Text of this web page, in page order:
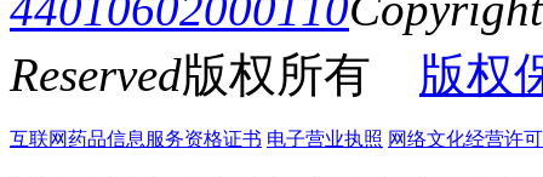
Reserved版权所有 版权
互联网药品信息服务资格证书 电子营业执照 网络文化经营许